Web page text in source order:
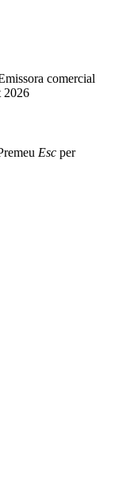
comercial
2026
Esc per